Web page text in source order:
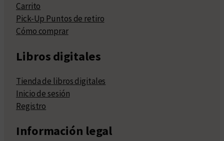
Carrito
Pick-Up Puntos de retiro
Cómo comprar
Libros digitales
Tienda de libros digitales
Inicio de sesión
Registro
Información legal